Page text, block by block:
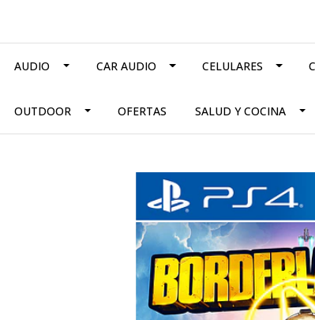
AUDIO CAR AUDIO CELULARES
OUTDOOR OFERTAS SALUD Y COCINA